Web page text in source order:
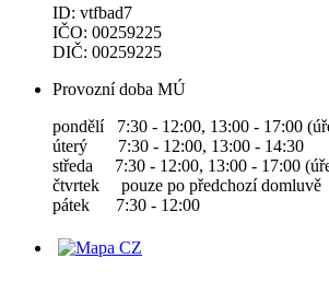
ID: vtfbad7
IČO: 00259225
DIČ: 00259225
Provozní doba MÚ
pondělí 7:30 - 12:00, 13:00 - 17:00
úterý 7:30 - 12:00, 13:00 - 14:30
středa 7:30 - 12:00, 13:00 - 17:00
čtvrtek pouze po předchozí domluvě
pátek 7:30 - 12:00